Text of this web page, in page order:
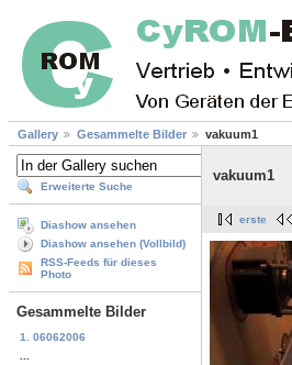
Gallery Gesammelte Bilder vakuum1
Erweiterte Suche
Diashow ansehen
Diashow ansehen (Vollbild)
RSS-Feeds für dieses
Photo
Gesammelte Bilder
1. 06062006
vakuum1
erste